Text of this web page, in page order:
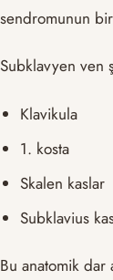
sendromunun
Subklavyen ven
Klavikula
1. kosta
Skalen kaslar
Subklavius
Bu anatomik dar